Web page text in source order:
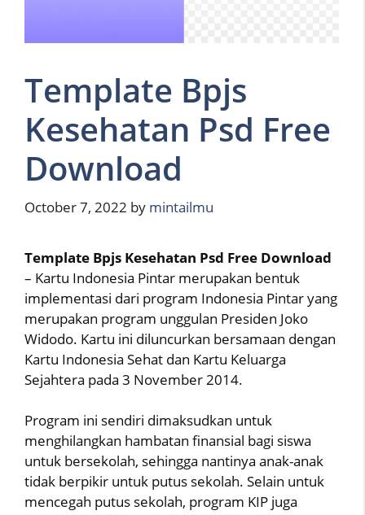
Template Bpjs
Kesehatan Psd Free
Download
October 7, 2022 by mintailmu
Template Bpjs Kesehatan Psd Free Download
– Kartu Indonesia Pintar merupakan bentuk
implementasi dari program Indonesia Pintar yang
merupakan program unggulan Presiden Joko
Widodo. Kartu ini diluncurkan bersamaan dengan
Kartu Indonesia Sehat dan Kartu Keluarga
Sejahtera pada 3 November 2014.
Program ini sendiri dimaksudkan untuk
menghilangkan hambatan finansial bagi siswa
untuk bersekolah, sehingga nantinya anak-anak
tidak berpikir untuk putus sekolah. Selain untuk
mencegah putus sekolah, program KIP juga